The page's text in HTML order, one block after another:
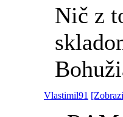
Nič z
Vlastimil91